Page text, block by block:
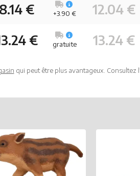
8.14 € 12.04 €
+3.90 €
€ 13.24 €
gratuite
qui peut être plus avantageux. Consultez